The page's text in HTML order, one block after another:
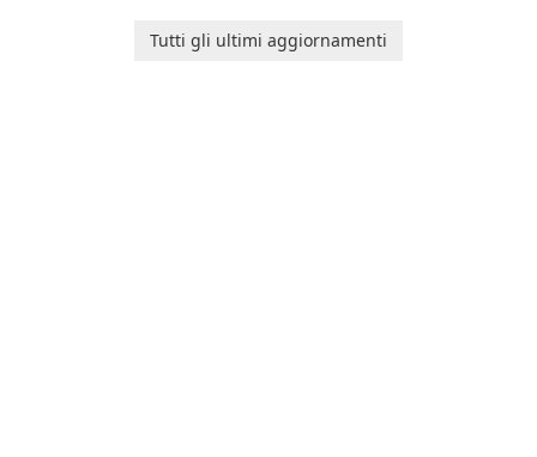
Ollie, on an adventurous
journey across diverse
baby tracking, offering
Tutti gli ultimi aggiornamenti